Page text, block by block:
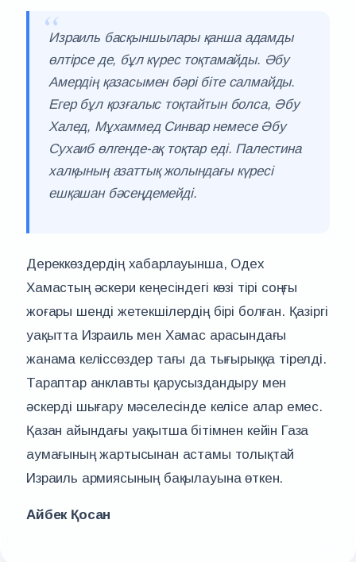
Израиль басқыншылары қанша адамды
өлтірсе де, бұл күрес тоқтамайды. Әбу
Амердің қазасымен бәрі біте салмайды.
Егер бұл қозғалыс тоқтайтын болса, Әбу
Халед, Мұхаммед Синвар немесе Әбу
Сухаиб өлгенде-ақ тоқтар еді. Палестина
халқының азаттық жолындағы күресі
ешқашан бәсеңдемейді.
Дереккөздердің хабарлауынша, Одех
Хамастың әскери кеңесіндегі көзі тірі соңғы
жоғары шенді жетекшілердің бірі болған. Қазіргі
уақытта Израиль мен Хамас арасындағы
жанама келіссөздер тағы да тығырыққа тірелді.
Тараптар анклавты қарусыздандыру мен
әскерді шығару мәселесінде келісе алар емес.
Қазан айындағы уақытша бітімнен кейін Газа
аумағының жартысынан астамы толықтай
Израиль армиясының бақылауына өткен.
Айбек Қосан